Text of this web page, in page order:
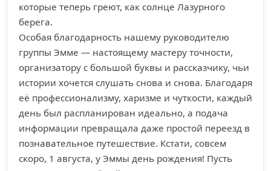
которые теперь греют, как солнце Лазурного
берега.
Особая благодарность нашему руководителю
группы Эмме — настоящему мастеру точности,
организатору с большой буквы и рассказчику, чьи
истории хочется слушать снова и снова. Благодаря
её профессионализму, харизме и чуткости, каждый
день был распланирован идеально, а подача
информации превращала даже простой переезд в
познавательное путешествие. Кстати, совсем
скоро, 1 августа, у Эммы день рождения! Пусть